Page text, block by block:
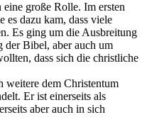
große Rolle. Im ersten
es dazu kam, dass viele
Es ging um die Ausbreitung
der Bibel, aber auch um
dass sich die christliche
weitere dem Christentum
Er ist einerseits als
aber auch in sich